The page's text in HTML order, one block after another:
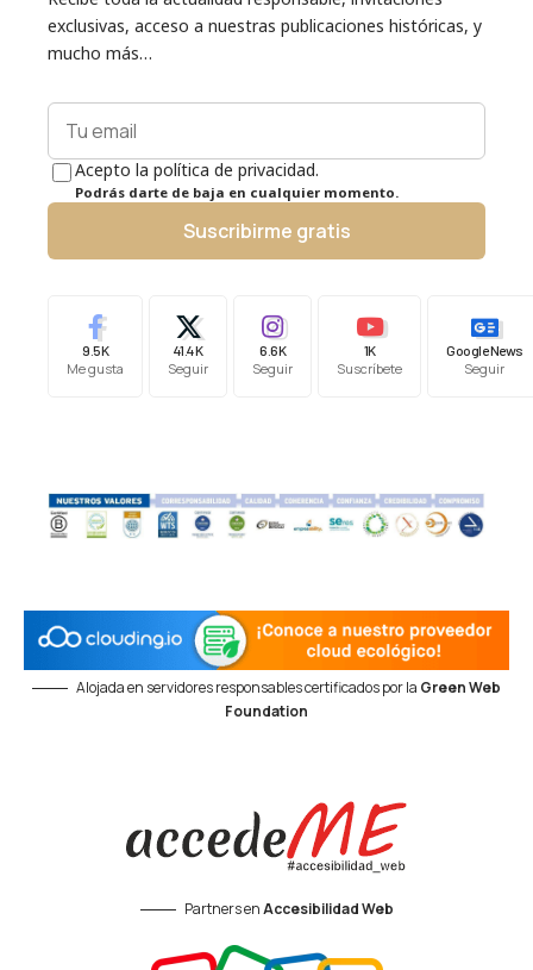
exclusivas, acceso a nuestras publicaciones históricas, y
mucho más…
Acepto la política de privacidad.
Podrás darte de baja en cualquier momento.
Suscribirme gratis
9.5K
Me gusta
41.4K
Seguir
6.6K
Seguir
1K
Suscríbete
Google News
Seguir
Alojada en servidores responsables certificados por la Green Web
Foundation
Partners enAccesibilidad Web